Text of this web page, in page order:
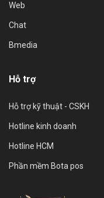
Web
Chat
Bmedia
Hỗ trợ
Hỗ trợ kỹ thuật - CSKH
Hotline kinh doanh
Hotline HCM
Phần mềm Bota pos